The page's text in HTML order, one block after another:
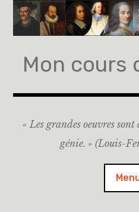
Accéder
contenu
Mon cours
« Les grandes oeuvres
génie. » (Louis-